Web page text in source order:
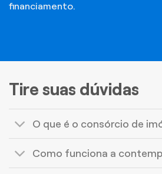
financiamento.
Tire suas dúvidas
O que é o consórcio de
Como funciona a